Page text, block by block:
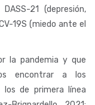
21 (depresión,
19S (miedo ante el
la pandemia y que
encontrar a los
los de primera línea